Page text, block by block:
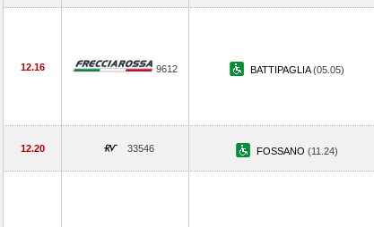
12.16 9612 BATTIPAGLIA(05.05)
12.20 33546 FOSSANO (11.24)